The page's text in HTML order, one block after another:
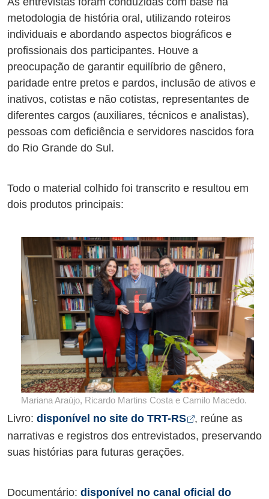
metodologia de história oral, utilizando roteiros
individuais e abordando aspectos biográficos e
profissionais dos participantes. Houve a
preocupação de garantir equilíbrio de gênero,
paridade entre pretos e pardos, inclusão de ativos e
inativos, cotistas e não cotistas, representantes de
diferentes cargos (auxiliares, técnicos e analistas),
pessoas com deficiência e servidores nascidos fora
do Rio Grande do Sul.
Todo o material colhido foi transcrito e resultou em
dois produtos principais:
Mariana Araújo, Ricardo Martins Costa e Camilo Macedo.
Livro: disponível no site do TRT-RS Abre em nova
, reúne as
narrativas e registros dos entrevistados, preservando
suas histórias para futuras gerações.
Documentário: disponível no canal oficial do